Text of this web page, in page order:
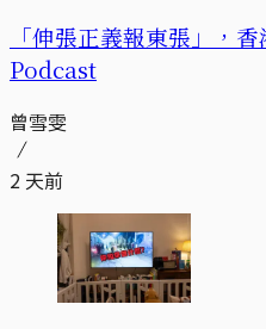
「伸張正義報東張」，
Podcast
曾雪雯
2 天前